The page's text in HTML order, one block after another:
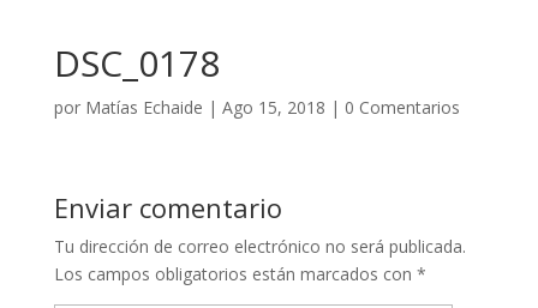
DSC_0178
por Matías Echaide | Ago 15, 2018 | 0 Comentarios
Enviar comentario
Tu dirección de correo electrónico no será publicada.
Los campos obligatorios están marcados con *